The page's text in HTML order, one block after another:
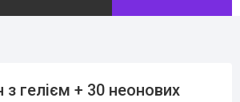
гелієм + 30 неонових